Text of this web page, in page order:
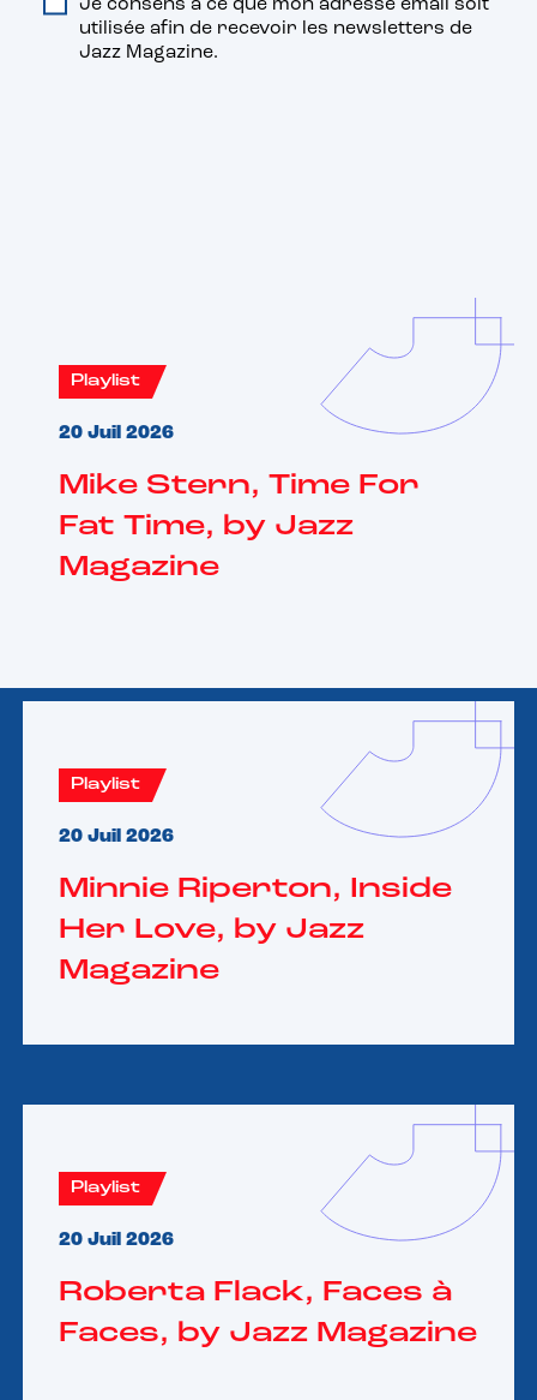
Je consens à ce que mon adresse email soit
utilisée afin de recevoir les newsletters de
Jazz Magazine.
Playlist
20 Juil 2026
Mike Stern, Time For
Fat Time, by Jazz
Magazine
Playlist
20 Juil 2026
Minnie Riperton, Inside
Her Love, by Jazz
Magazine
Playlist
20 Juil 2026
Roberta Flack, Faces à
Faces, by Jazz Magazine